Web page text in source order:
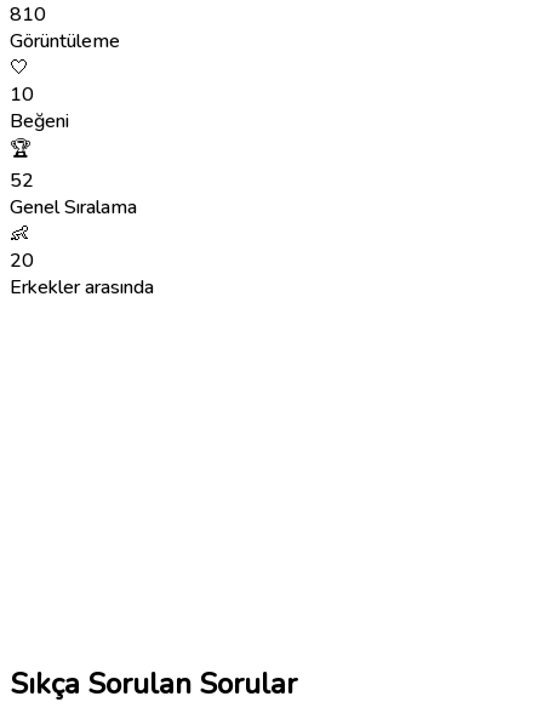
810
Görüntüleme
🤍
10
Beğeni
🏆
52
Genel Sıralama
👶
20
Erkekler arasında
Sıkça Sorulan Sorular